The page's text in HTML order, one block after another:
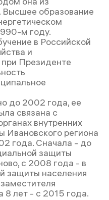
образование
м году.
в Российской
и
Президенте
до 2002 года, ее
связана с
внутренних
Ивановского региона
года. Сначала - до
защиты
с 2008 года - в
защиты населения
8 лет - с 2015 года.